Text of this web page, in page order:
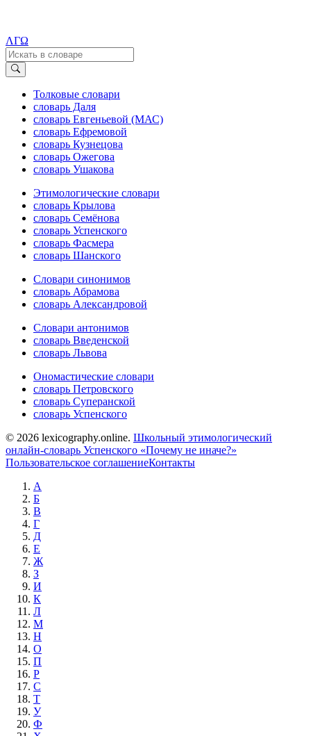
ΛΓΩ
Толковые словари
словарь Даля
словарь Евгеньевой (МАС)
словарь Ефремовой
словарь Кузнецова
словарь Ожегова
словарь Ушакова
Этимологические словари
словарь Крылова
словарь Семёнова
словарь Успенского
словарь Фасмера
словарь Шанского
Словари синонимов
словарь Абрамова
словарь Александровой
Словари антонимов
словарь Введенской
словарь Львова
Ономастические словари
словарь Петровского
словарь Суперанской
словарь Успенского
© 2026 lexicography.online. Школьный этимологический
онлайн-словарь Успенского «Почему не иначе?»
Пользовательское соглашениеКонтакты
А
Б
В
Г
Д
Е
Ж
З
И
К
Л
М
Н
О
П
Р
С
Т
У
Ф